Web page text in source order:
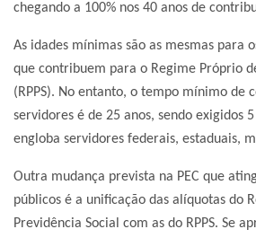
chegando a 100% nos 40 anos de
As idades mínimas são as mesmas para
que contribuem para o Regime Próprio
(RPPS). No entanto, o tempo mínimo de
servidores é de 25 anos, sendo exigidos
engloba servidores federais, estaduais,
Outra mudança prevista na PEC que
públicos é a unificação das alíquotas do
Previdência Social com as do RPPS. Se